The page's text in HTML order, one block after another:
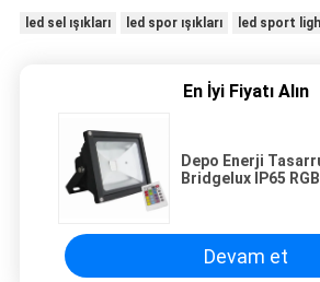
led sel ışıkları led spor ışıkları led sport
En İyi Fiyatı Alın
Depo Enerji
Bridgelux IP65
Devam et